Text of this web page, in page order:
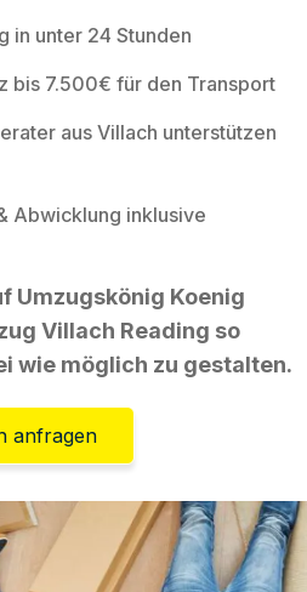
in unter 24 Stunden
bis 7.500€ für den Transport
aus Villach unterstützen
Abwicklung inklusive
Umzugskönig Koenig
Villach Reading so
wie möglich zu gestalten.
anfragen